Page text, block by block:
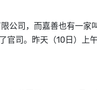
公司，而嘉善也有一家
官司。昨天（10日）上